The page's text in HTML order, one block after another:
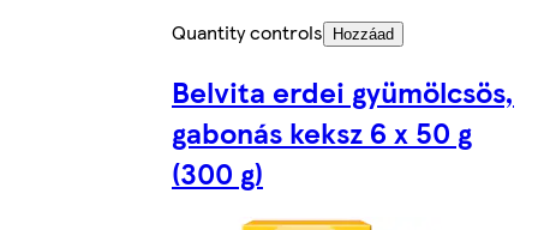
Quantity controls
Hozzáad
Belvita erdei gyümölcsös,
gabonás keksz 6 x 50 g
(300 g)